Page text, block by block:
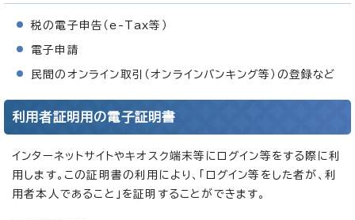
税の電子申告（e-Tax等）
電子申請
民間のオンライン取引（オンラインバンキング等）の登録など
利用者証明用の電子証明書
インターネットサイトやキオスク端末等にログイン等をする際に利
用します。この証明書の利用により、「ログイン等をした者が、利
用者本人であること」を証明することができます。